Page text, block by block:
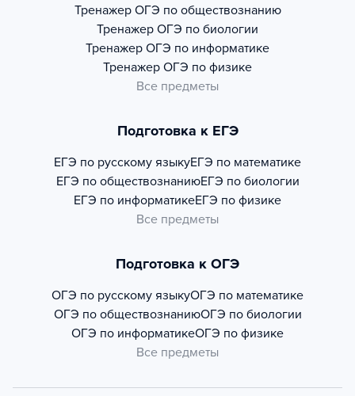
Тренажер ОГЭ по обществознанию
Тренажер ОГЭ по биологии
Тренажер ОГЭ по информатике
Тренажер ОГЭ по физике
Все предметы
Подготовка к ЕГЭ
ЕГЭ по русскому языкуЕГЭ по математике
ЕГЭ по обществознаниюЕГЭ по биологии
ЕГЭ по информатикеЕГЭ по физике
Все предметы
Подготовка к ОГЭ
ОГЭ по русскому языкуОГЭ по математике
ОГЭ по обществознаниюОГЭ по биологии
ОГЭ по информатикеОГЭ по физике
Все предметы